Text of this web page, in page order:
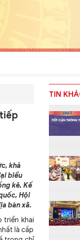
khả
biểu
kê, Kế
Hội
bàn xã.
triển khai
là cấp
TIN